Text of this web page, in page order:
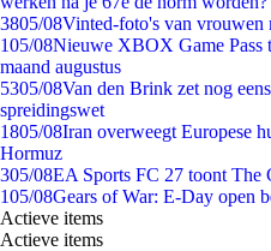
3805/08Vinted-foto's van vrouwen
105/08Nieuwe XBOX Game Pass
maand augustus
5305/08Van den Brink zet nog
spreidingswet
1805/08Iran overweegt Europese
Hormuz
305/08EA Sports FC 27 toont The
105/08Gears of War: E-Day open
Actieve items
Actieve items